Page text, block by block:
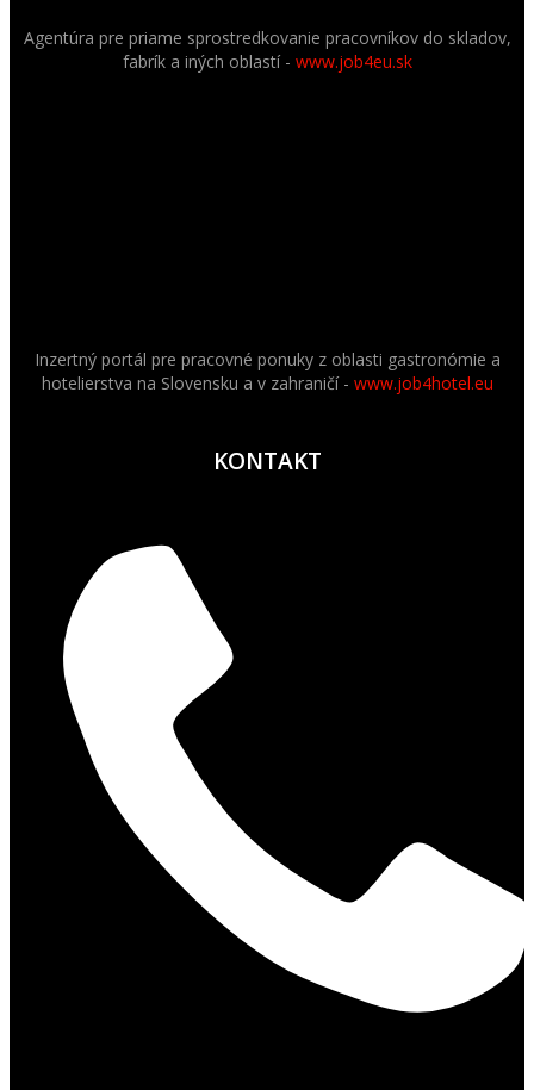
Agentúra pre priame sprostredkovanie pracovníkov do skladov,
fabrík a iných oblastí - www.job4eu.sk
Inzertný portál pre pracovné ponuky z oblasti gastronómie a
hotelierstva na Slovensku a v zahraničí - www.job4hotel.eu
KONTAKT